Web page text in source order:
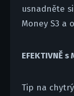
usnadněte
Money S3 a
EFEKTIVNĚ s
Tip na